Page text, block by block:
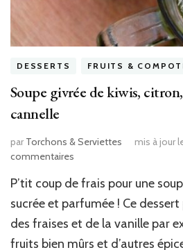
DESSERTS FRUITS &
Soupe givrée de kiwis,
cannelle
par Torchons & Serviettes mis à jour
commentaires
givrée
de
citron,
gingembre
P’tit coup de frais pour une
sucrée et parfumée ! Ce
des fraises et de la vanille par
fruits bien mûrs et d’autres